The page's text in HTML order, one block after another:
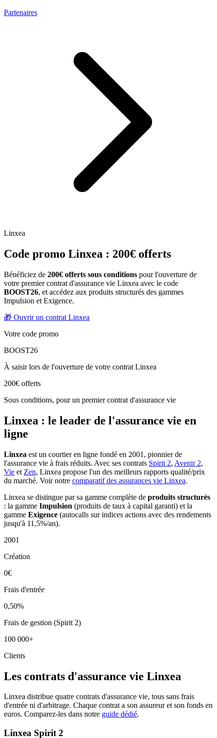
Partenaires
Linxea
Code promo Linxea : 200€ offerts
Bénéficiez de 200€ offerts sous conditions pour l'ouverture de
votre premier contrat d'assurance vie Linxea avec le code
BOOST26, et accédez aux produits structurés des gammes
Impulsion et Exigence.
🎁 Ouvrir un contrat Linxea
Votre code promo
BOOST26
À saisir lors de l'ouverture de votre contrat Linxea
200€ offerts
Sous conditions, pour un premier contrat d'assurance vie
Linxea : le leader de l'assurance vie en
ligne
Linxea est un courtier en ligne fondé en 2001, pionnier de
l'assurance vie à frais réduits. Avec ses contrats Spirit 2, Avenir 2,
Vie et Zen, Linxea propose l'un des meilleurs rapports qualité/prix
du marché. Voir notre comparatif des assurances vie Linxea.
Linxea se distingue par sa gamme complète de produits structurés
: la gamme Impulsion (produits de taux à capital garanti) et la
gamme Exigence (autocalls sur indices actions avec des rendements
jusqu'à 11,5%/an).
2001
Création
0€
Frais d'entrée
0,50%
Frais de gestion (Spirit 2)
100 000+
Clients
Les contrats d'assurance vie Linxea
Linxea distribue quatre contrats d'assurance vie, tous sans frais
d'entrée ni d'arbitrage. Chaque contrat a son assureur et son fonds en
euros. Comparez-les dans notre guide dédié.
Linxea Spirit 2